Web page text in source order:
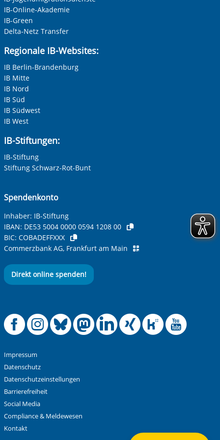
IB-Online-Akademie
IB-Green
Delta-Netz Transfer
Regionale IB-Websites:
IB Berlin-Brandenburg
IB Mitte
IB Nord
IB Süd
IB Südwest
IB West
IB-Stiftungen:
IB-Stiftung
Stiftung Schwarz-Rot-Bunt
Spendenkonto
Inhaber: IB-Stiftung
IBAN: DE53 5004 0000 0594 1208 00
BIC: COBADEFFXXX
Commerzbank AG, Frankfurt am Main
Direkt online spenden!
Offizielle
Offizielle
Offizielle
Offizielle
Offizielle
Impressum
Datenschutz
Datenschutzeinstellungen
Barrierefreiheit
Social Media
Compliance & Meldewesen
Kontakt